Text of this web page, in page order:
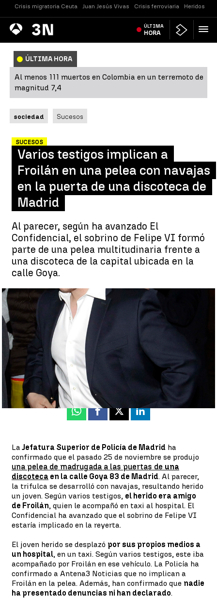
Crisis migratoria Ceuta Juan Jesús Vivas Crisis ferroviaria Heridos
Antena
3 Noticias ÚLTIMA
HORA
ÚLTIMA HORA
Al menos 111 muertos en Colombia en un terremoto de
magnitud 7,4
sociedad Sucesos
SUCESOS
Varios testigos implican a
Froilán en una pelea con navajas
en la puerta de una discoteca de
Madrid
Al parecer, según ha avanzado El
Confidencial, el sobrino de Felipe VI formó
parte de una pelea multitudinaria frente a
una discoteca de la capital ubicada en la
calle Goya.
Varios testigos implican a Froilán en una pelea con navajas en la
puerta de una discoteca de Madrid |
Estíbaliz González
Actualizado:27 de diciembre de 2022, 15:29
Publicado:27 de diciembre de 2022, 11:03
Whatsapp
Facebook
X Linkedin
La Jefatura Superior de Policía de Madrid ha
confirmado que el pasado 25 de noviembre se produjo
una pelea de madrugada a las puertas de una
discoteca en la calle Goya 83 de Madrid. Al parecer,
la trifulca se desarrolló con navajas, resultando herido
un joven. Según varios testigos, el herido era amigo
de Froilán, quien le acompañó en taxi al hospital. El
Confidencial ha avanzado que el sobrino de Felipe VI
estaría implicado en la reyerta.
El joven herido se desplazó por sus propios medios a
un hospital, en un taxi. Según varios testigos, este iba
acompañado por Froilán en ese vehículo. La Policía ha
confirmado a Antena3 Noticias que no implican a
Froilán en la pelea. Además, han confirmado que nadie
ha presentado denuncias ni han declarado.